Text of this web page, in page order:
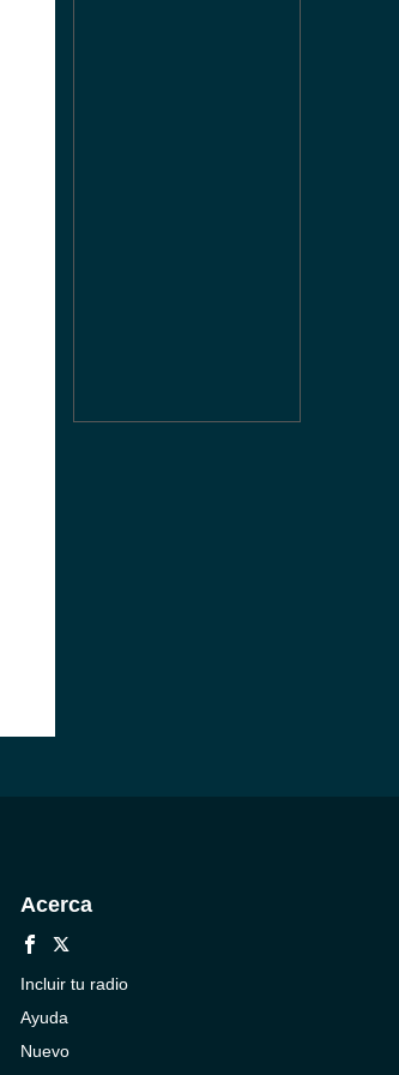
Acerca
Incluir tu radio
Ayuda
Nuevo